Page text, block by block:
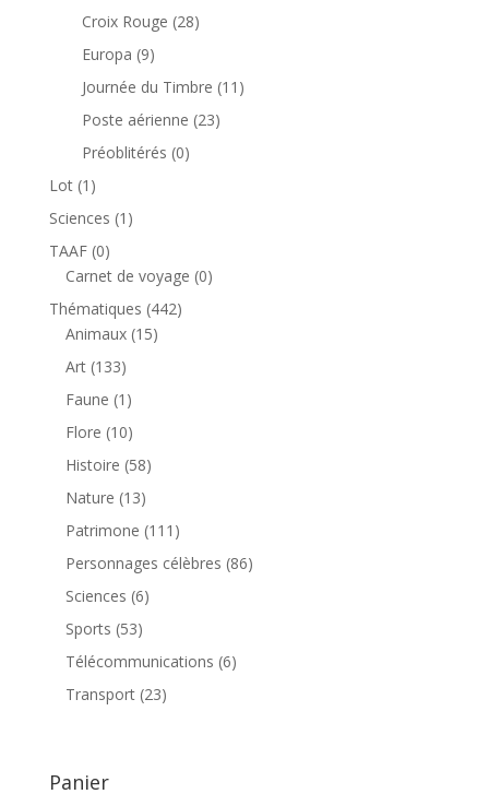
produits
Croix Rouge 2828
Europa 99
produits
Journée du Timbre 11 11
Poste aérienne 2323
Préoblitérés 00
Lot 1 1
produit
Sciences 1 1
TAAF 00
produit
Carnet de voyage 00
Thématiques 442442
Animaux 1515
Art 133133
produits
Faune 1 1
produit
Flore 1010
produits
Histoire 5858
Nature 1313
produits
Patrimone 111 111
produits
Personnages célèbres 8686
Sciences 66
Sports 5353
produits
Télécommunications 66
Transport 2323
Panier